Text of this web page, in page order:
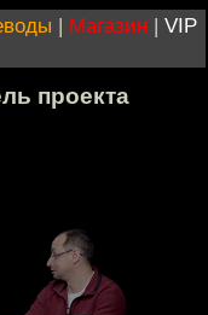
| Магазин | VIP
проекта